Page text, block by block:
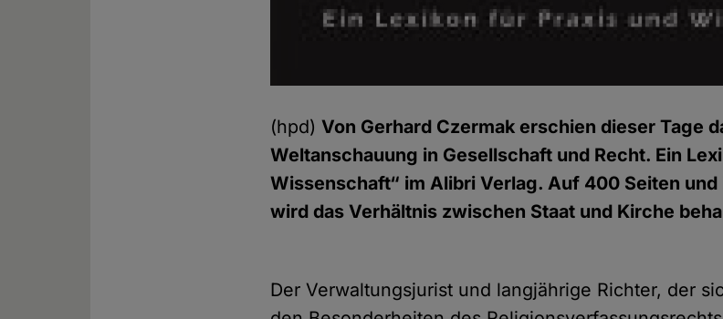
(hpd)Von Gerhard Czermak erschien dieser Tage
Weltanschauung in Gesellschaft und Recht. Ein
Wissenschaft“ im Alibri Verlag. Auf 400 Seiten
wird das Verhältnis zwischen Staat und Kirche
Der Verwaltungsjurist und langjährige Richter, der